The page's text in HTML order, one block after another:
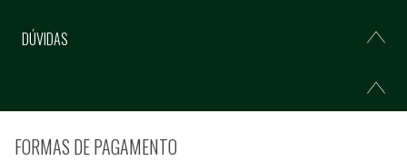
DÚVIDAS
FORMAS DE PAGAMENTO